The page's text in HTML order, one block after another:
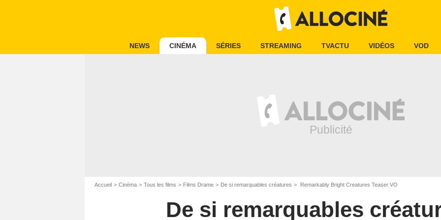
NEWS CINÉMA SÉRIES STREAMING TVACTU VIDÉOS VOD
Accueil Cinéma Tous les films Films Drame De si remarquables créatures Remarkably Bright Creatures Teaser VO
De si remarquables